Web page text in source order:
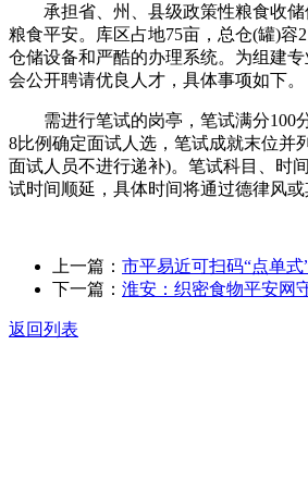
承担省、州、县级政策性粮食收储
粮食平安。库区占地75亩，总仓(罐)容
仓储设备和严酷的办理系统。为组建
会公开聘请优良人才，具体事项如下。
需进行笔试的岗亭，笔试满分100分
8比例确定面试人选，笔试成就末位并
面试人员不进行递补)。笔试科目、时
试时间顺延，具体时间将通过德律风或
上一篇： 市平易近可扫码“点单式
下一篇： 淮安：织密食物平安网
返回列表